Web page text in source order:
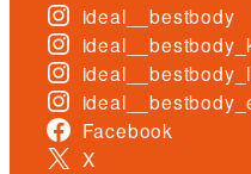
ideal__bestbody
Facebook
X